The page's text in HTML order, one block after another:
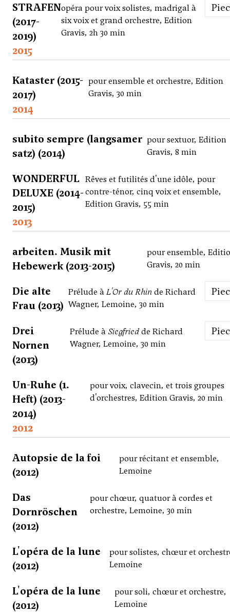
STRAFEN
(2017-
2019)
opéra pour voix solistes, madrigal à
six voix et grand orchestre, Edition
Gravis, 2h 30 min
2015
Kataster (2015-
2017)
pour ensemble et orchestre, Edition
Gravis, 30 min
2014
subito sempre (langsamer
satz) (2014)
pour sextuor, Edition
Gravis, 8 min
WONDERFUL
DELUXE (2014-
2015)
Rêves et futilités d'une idôle, pour
contre-ténor, cinq voix et ensemble,
Edition Gravis, 55 min
2013
arbeiten. Musik mit
Hebewerk (2013-2015)
pour ensemble,
Gravis, 20 min
Die alte
Frau (2013)
Prélude àL'Or du Rhinde Richard
Wagner, Lemoine, 30 min
Drei
Nornen
(2013)
Prélude àSiegfriedde Richard
Wagner, Lemoine, 30 min
Un-Ruhe (1.
Heft) (2013-
2014)
pour voix, clavecin, et trois groupes
d'orchestres, Edition Gravis, 20 min
2012
Autopsie de la foi
(2012)
pour récitant et ensemble,
Lemoine
Das
Dornröschen
(2012)
pour chœur, quatuor à cordes et
orchestre, Lemoine, 30 min
L'opéra de la lune
(2012)
pour solistes, chœur et
Lemoine
L'opéra de la lune
(2012)
pour soli, chœur et orchestre,
Lemoine